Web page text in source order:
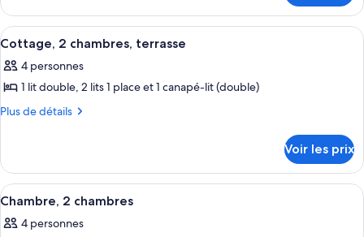
chambre :
Mobile
Home,
2
chambres,
accessible
à
mobilité
réduite,
terrasse
le
type
de
chambre
Mobile
Home,
chambres,
à
mobilité
réduite,
terrasse
Afficher
toutes
les
photos
pour
de
chambre :
Cottage,
2
Cottage, 2 chambres, terrasse |
5
Cottage, 2 chambres, terrasse
4 personnes
1 lit double, 2 lits 1 place et 1 canapé-lit (double)
Plus de détails
Plus
le
type
de
Cottage,
Voir les prix
Afficher
toutes
les
Chambre, 2 chambres | 2 chambres,
5
Chambre, 2 chambres
4 personnes